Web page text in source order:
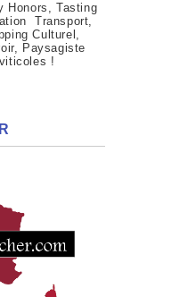
Honors, Tasting
Transport,
Culturel,
Paysagiste
!